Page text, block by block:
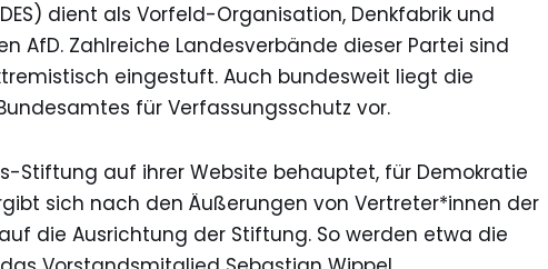
dient als Vorfeld-Organisation, Denkfabrik und
AfD. Zahlreiche Landesverbände dieser Partei sind
eingestuft. Auch bundesweit liegt die
für Verfassungsschutz vor.
Stiftung auf ihrer Website behauptet, für Demokratie
sich nach den Äußerungen von Vertreter*innen der
die Ausrichtung der Stiftung. So werden etwa die